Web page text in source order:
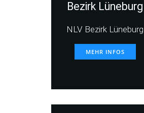
Bezirk Lüneburg
NLV Bezirk Lüneburg
MEHR INFOS